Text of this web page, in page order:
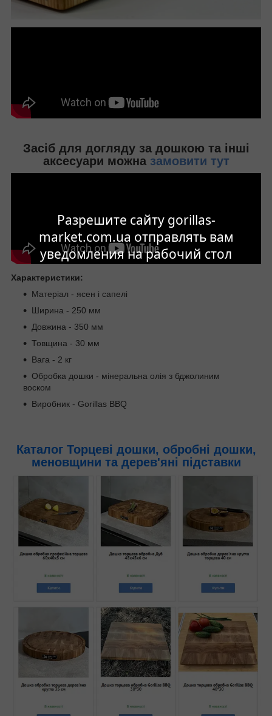
Разрешите сайту gorillas-
market.com.ua отправлять вам
уведомления на рабочий стол
Засіб для догляду за дошкою та інші
аксесуари можна замовити тут
Характеристики:
Матеріал - ясен і сапелі
Ширина - 250 мм
Довжина - 350 мм
Товщина - 30 мм
Вага - 2 кг
Обробка дошки - мінеральна олія з бджолиним
воском
Виробник - Gorillas BBQ
Каталог Торцеві дошки, обробні дошки,
меновщини та дерев'яні підставки